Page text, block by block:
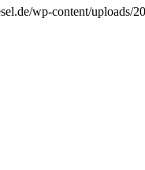
wp-content/uploads/